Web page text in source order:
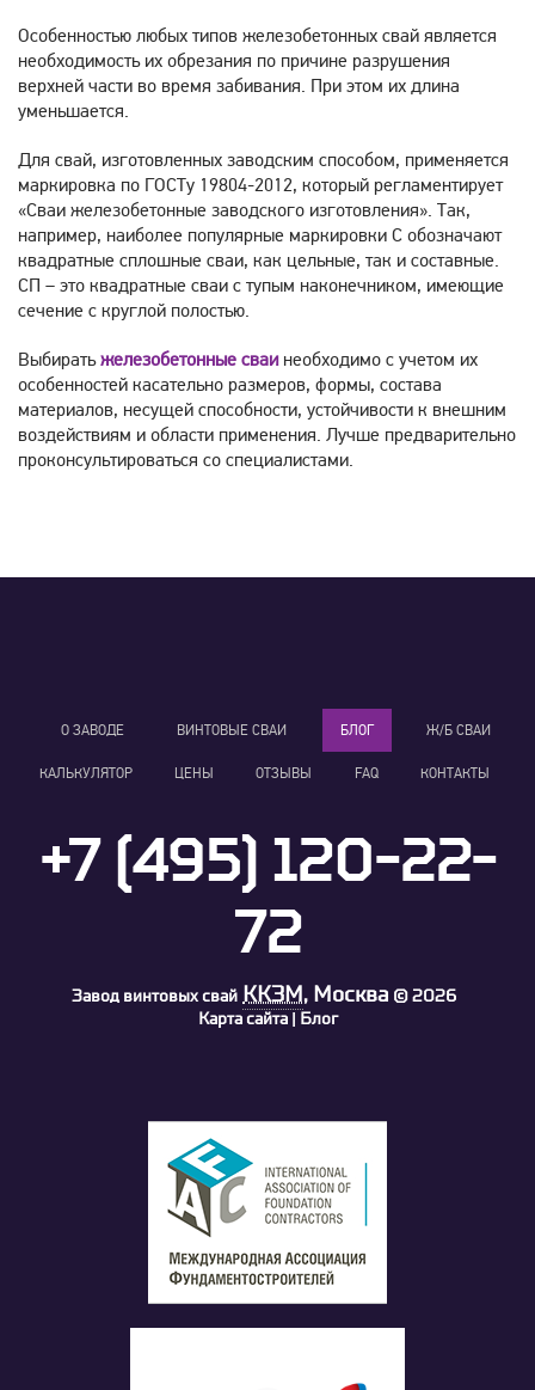
Особенностью любых типов железобетонных свай является
необходимость их обрезания по причине разрушения
верхней части во время забивания. При этом их длина
уменьшается.
Для свай, изготовленных заводским способом, применяется
маркировка по ГОСТу 19804-2012, который регламентирует
«Сваи железобетонные заводского изготовления». Так,
например, наиболее популярные маркировки С обозначают
квадратные сплошные сваи, как цельные, так и составные.
СП – это квадратные сваи с тупым наконечником, имеющие
сечение с круглой полостью.
Выбиратьжелезобетонные сваинеобходимо с учетом их
особенностей касательно размеров, формы, состава
материалов, несущей способности, устойчивости к внешним
воздействиям и области применения. Лучше предварительно
проконсультироваться со специалистами.
О ЗАВОДЕ ВИНТОВЫЕ СВАИ БЛОГ Ж/Б СВАИ
КАЛЬКУЛЯТОР ЦЕНЫ ОТЗЫВЫ FAQ КОНТАКТЫ
+7 (495) 120-22-
72
Завод винтовых свай ККЗМ, Москва ©2026
Карта сайта| Блог